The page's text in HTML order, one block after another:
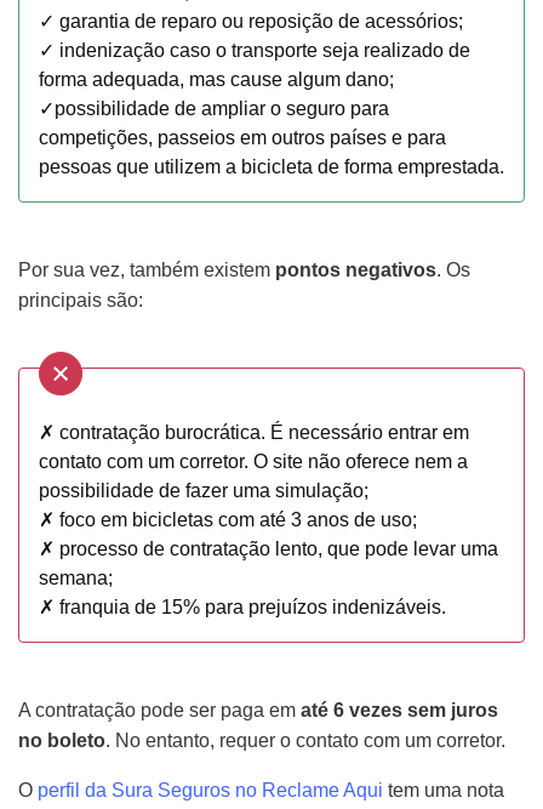
✓ garantia de reparo ou reposição de acessórios;
✓ indenização caso o transporte seja realizado de
forma adequada, mas cause algum dano;
✓possibilidade de ampliar o seguro para
competições, passeios em outros países e para
pessoas que utilizem a bicicleta de forma emprestada.
Por sua vez, também existem pontos negativos. Os
principais são:
✗ contratação burocrática. É necessário entrar em
contato com um corretor. O site não oferece nem a
possibilidade de fazer uma simulação;
✗ foco em bicicletas com até 3 anos de uso;
✗ processo de contratação lento, que pode levar uma
semana;
✗ franquia de 15% para prejuízos indenizáveis.
A contratação pode ser paga em até 6 vezes sem juros
no boleto. No entanto, requer o contato com um corretor.
O perfil da Sura Seguros no Reclame Aqui tem uma nota